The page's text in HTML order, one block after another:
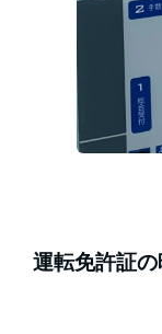
運転免許証